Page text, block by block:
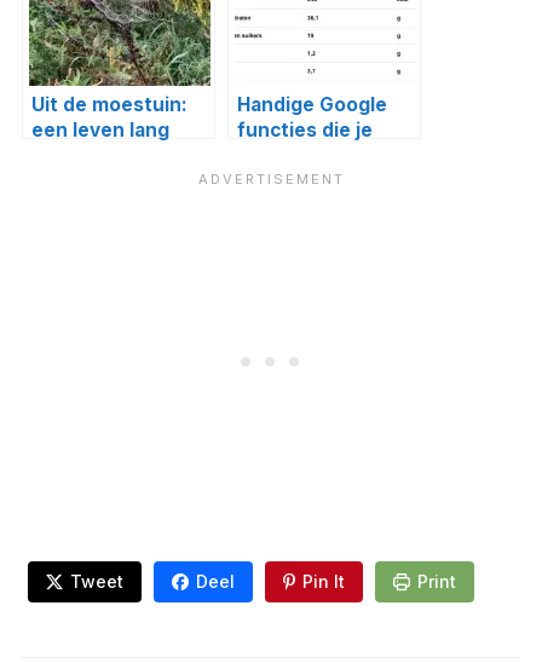
Uit de moestuin:
een leven lang
Handige Google
functies die je
niet kende
Tweet Deel Pin It Print